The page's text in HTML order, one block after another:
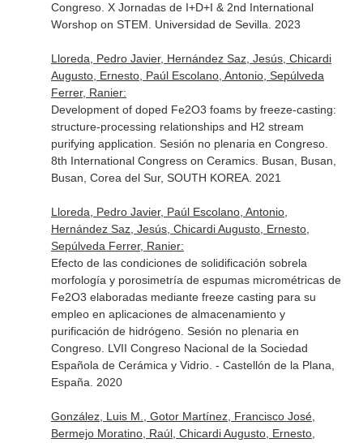
Congreso. X Jornadas de I+D+I & 2nd International
Worshop on STEM. Universidad de Sevilla. 2023
Lloreda, Pedro Javier, Hernández Saz, Jesús, Chicardi
Augusto, Ernesto, Paúl Escolano, Antonio, Sepúlveda
Ferrer, Ranier:
Development of doped Fe2O3 foams by freeze-casting:
structure-processing relationships and H2 stream
purifying application. Sesión no plenaria en Congreso.
8th International Congress on Ceramics. Busan, Busan,
Busan, Corea del Sur, SOUTH KOREA. 2021
Lloreda, Pedro Javier, Paúl Escolano, Antonio,
Hernández Saz, Jesús, Chicardi Augusto, Ernesto,
Sepúlveda Ferrer, Ranier:
Efecto de las condiciones de solidificación sobrela
morfología y porosimetría de espumas micrométricas de
Fe2O3 elaboradas mediante freeze casting para su
empleo en aplicaciones de almacenamiento y
purificación de hidrógeno. Sesión no plenaria en
Congreso. LVII Congreso Nacional de la Sociedad
Española de Cerámica y Vidrio. - Castellón de la Plana,
España. 2020
González, Luis M., Gotor Martínez, Francisco José,
Bermejo Moratino, Raúl, Chicardi Augusto, Ernesto,